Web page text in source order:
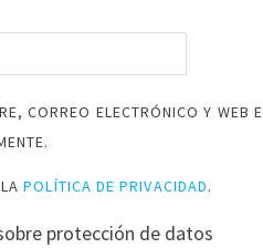
CORREO ELECTRÓNICO Y WEB
LAPOLÍTICA DE PRIVACIDAD.
protección de datos